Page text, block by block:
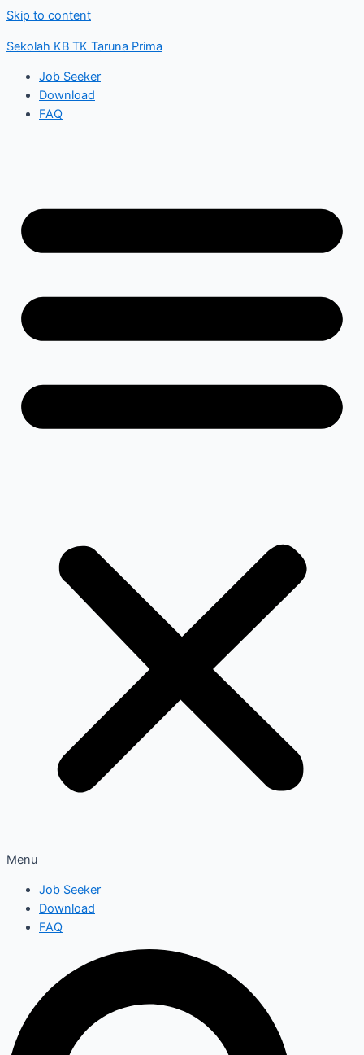
Skip to content
Sekolah KB TK Taruna Prima
Job Seeker
Download
FAQ
Menu
Job Seeker
Download
FAQ